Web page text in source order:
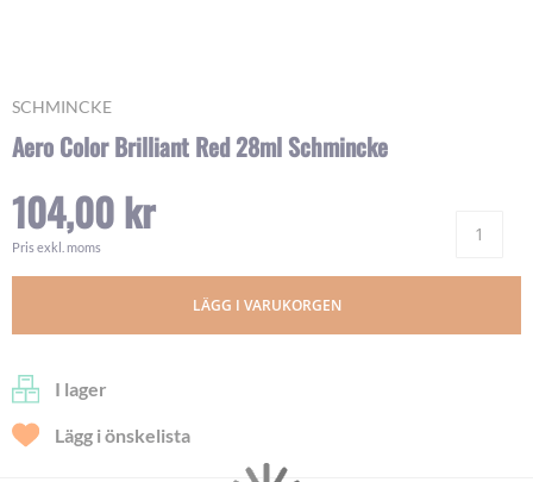
SCHMINCKE
Aero Color Brilliant Red 28ml Schmincke
104,00 kr
Pris exkl. moms
LÄGG I VARUKORGEN
I lager
Lägg i önskelista
Skip
the
of
the
images